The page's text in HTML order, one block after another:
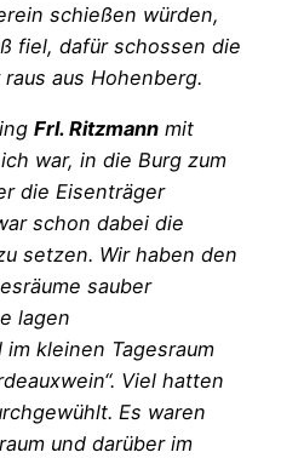
schießen würden,
fiel, dafür schossen die
aus Hohenberg.
Frl. Ritzmann mit
war, in die Burg zum
die Eisenträger
schon dabei die
setzen. Wir haben den
sauber
lagen
kleinen Tagesraum
Viel hatten
Es waren
und darüber im